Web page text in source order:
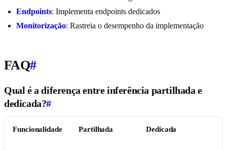
Endpoints: Implementa endpoints dedicados
Monitorização: Rastreia o desempenho da implementação
FAQ#
Qual é a diferença entre inferência partilhada e
dedicada?#
Funcionalidade Partilhada Dedicada